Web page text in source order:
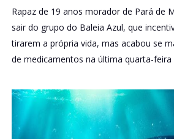
Rapaz de 19 anos morador de Pará de
sair do grupo do Baleia Azul, que
tirarem a própria vida, mas acabou se
de medicamentos na última quarta-feira